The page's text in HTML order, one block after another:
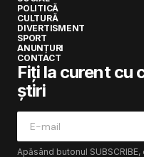
POLITICĂ
CULTURĂ
DIVERTISMENT
SPORT
ANUNȚURI
CONTACT
Fiți la curent cu
știri
Apăsând butonul